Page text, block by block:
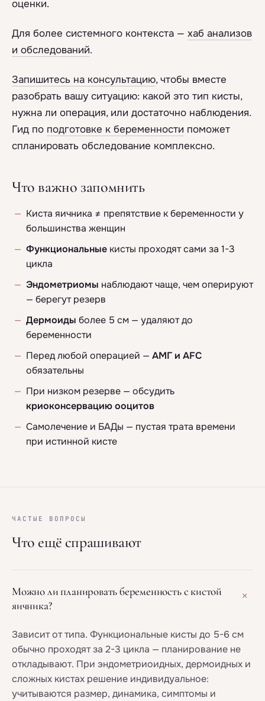
оценки.
Для более системного контекста — хаб анализов
и обследований.
Запишитесь на консультацию, чтобы вместе
разобрать вашу ситуацию: какой это тип кисты,
нужна ли операция, или достаточно наблюдения.
Гид по подготовке к беременности поможет
спланировать обследование комплексно.
Что важно запомнить
Киста яичника ≠ препятствие к беременности у
большинства женщин
Функциональные кисты проходят сами за 1-3
цикла
Эндометриомы наблюдают чаще, чем оперируют
— берегут резерв
Дермоиды более 5 см — удаляют до
беременности
Перед любой операцией — АМГ и AFC
обязательны
При низком резерве — обсудить
криоконсервацию ооцитов
Самолечение и БАДы — пустая трата времени
при истинной кисте
ЧАСТЫЕ ВОПРОСЫ
Что ещё спрашивают
Можно ли планировать беременность с кистой
яичника?
+
Зависит от типа. Функциональные кисты до 5-6 см
обычно проходят за 2-3 цикла — планирование не
откладывают. При эндометриоидных, дермоидных и
сложных кистах решение индивидуальное:
учитываются размер, динамика, симптомы и